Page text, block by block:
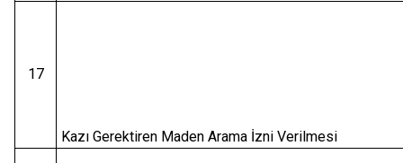
17
Kazı Gerektiren Maden Arama İzni Verilmesi